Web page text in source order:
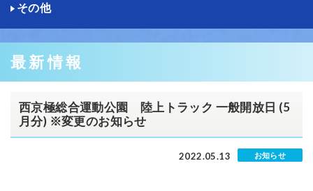
その他
最新情報
西京極総合運動公園 陸上トラック 一般開放日 (5
月分) ※変更のお知らせ
2022.05.13 お知らせ